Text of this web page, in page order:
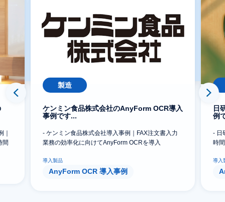
間
製造
ケンミン食品株式会社のAnyForm OCR導入
事例です...
- ケンミン食品株式会社導入事例｜FAX注文書入力
業務の効率化に向けてAnyForm OCRを導入
導入製品
AnyForm OCR 導入事例
日
例
- 日
時
導入